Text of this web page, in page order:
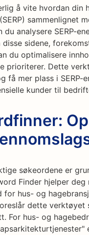
å vite hvordan din
sammenlignet
du analysere SERP-
sidene,
du optimalisere
prioriterer. Dette
få mer plass i SERP-
kunder til
søkeordene er
Finder hjelper
for hus- og
dette
For hus- og